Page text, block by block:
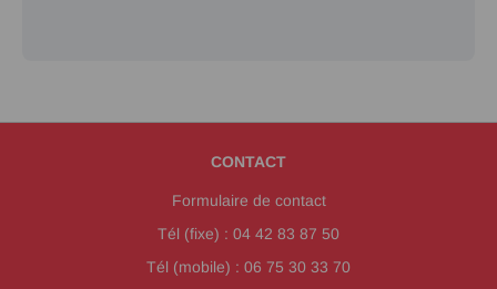
CONTACT
Formulaire de contact
Tél (fixe) : 04 42 83 87 50
Tél (mobile) : 06 75 30 33 70